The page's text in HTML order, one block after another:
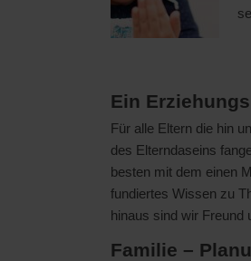
Ein
Für alle Eltern die hin
des Elterndaseins
besten mit dem einen
fundiertes Wissen zu
hinaus sind wir Freund
Familie –